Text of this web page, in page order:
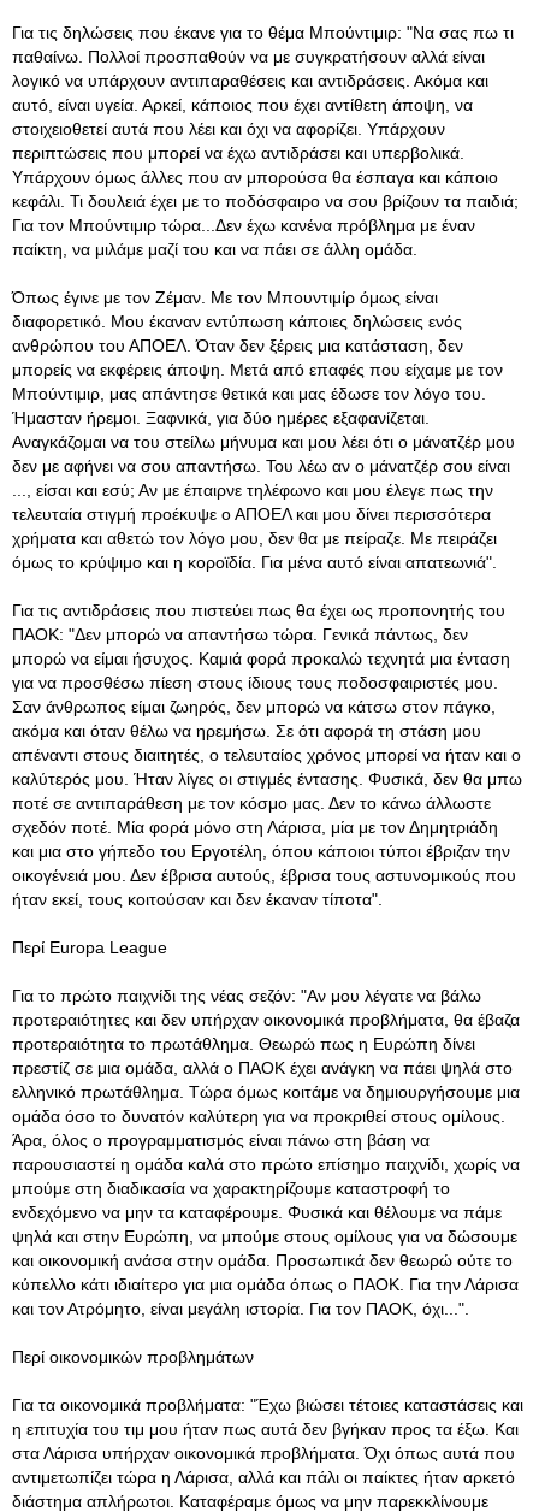
Για τις δηλώσεις που έκανε για το θέμα Μπούντιμιρ: "Να σας πω τι
παθαίνω. Πολλοί προσπαθούν να με συγκρατήσουν αλλά είναι
λογικό να υπάρχουν αντιπαραθέσεις και αντιδράσεις. Ακόμα και
αυτό, είναι υγεία. Αρκεί, κάποιος που έχει αντίθετη άποψη, να
στοιχειοθετεί αυτά που λέει και όχι να αφορίζει. Υπάρχουν
περιπτώσεις που μπορεί να έχω αντιδράσει και υπερβολικά.
Υπάρχουν όμως άλλες που αν μπορούσα θα έσπαγα και κάποιο
κεφάλι. Τι δουλειά έχει με το ποδόσφαιρο να σου βρίζουν τα παιδιά;
Για τον Μπούντιμιρ τώρα...Δεν έχω κανένα πρόβλημα με έναν
παίκτη, να μιλάμε μαζί του και να πάει σε άλλη ομάδα.
Όπως έγινε με τον Ζέμαν. Με τον Μπουντιμίρ όμως είναι
διαφορετικό. Μου έκαναν εντύπωση κάποιες δηλώσεις ενός
ανθρώπου του ΑΠΟΕΛ. Όταν δεν ξέρεις μια κατάσταση, δεν
μπορείς να εκφέρεις άποψη. Μετά από επαφές που είχαμε με τον
Μπούντιμιρ, μας απάντησε θετικά και μας έδωσε τον λόγο του.
Ήμασταν ήρεμοι. Ξαφνικά, για δύο ημέρες εξαφανίζεται.
Αναγκάζομαι να του στείλω μήνυμα και μου λέει ότι ο μάνατζέρ μου
δεν με αφήνει να σου απαντήσω. Του λέω αν ο μάνατζέρ σου είναι
..., είσαι και εσύ; Αν με έπαιρνε τηλέφωνο και μου έλεγε πως την
τελευταία στιγμή προέκυψε ο ΑΠΟΕΛ και μου δίνει περισσότερα
χρήματα και αθετώ τον λόγο μου, δεν θα με πείραζε. Με πειράζει
όμως το κρύψιμο και η κοροϊδία. Για μένα αυτό είναι απατεωνιά".
Για τις αντιδράσεις που πιστεύει πως θα έχει ως προπονητής του
ΠΑΟΚ: "Δεν μπορώ να απαντήσω τώρα. Γενικά πάντως, δεν
μπορώ να είμαι ήσυχος. Καμιά φορά προκαλώ τεχνητά μια ένταση
για να προσθέσω πίεση στους ίδιους τους ποδοσφαιριστές μου.
Σαν άνθρωπος είμαι ζωηρός, δεν μπορώ να κάτσω στον πάγκο,
ακόμα και όταν θέλω να ηρεμήσω. Σε ότι αφορά τη στάση μου
απέναντι στους διαιτητές, ο τελευταίος χρόνος μπορεί να ήταν και ο
καλύτερός μου. Ήταν λίγες οι στιγμές έντασης. Φυσικά, δεν θα μπω
ποτέ σε αντιπαράθεση με τον κόσμο μας. Δεν το κάνω άλλωστε
σχεδόν ποτέ. Μία φορά μόνο στη Λάρισα, μία με τον Δημητριάδη
και μια στο γήπεδο του Εργοτέλη, όπου κάποιοι τύποι έβριζαν την
οικογένειά μου. Δεν έβρισα αυτούς, έβρισα τους αστυνομικούς που
ήταν εκεί, τους κοιτούσαν και δεν έκαναν τίποτα".
Περί Europa League
Για το πρώτο παιχνίδι της νέας σεζόν: "Αν μου λέγατε να βάλω
προτεραιότητες και δεν υπήρχαν οικονομικά προβλήματα, θα έβαζα
προτεραιότητα το πρωτάθλημα. Θεωρώ πως η Ευρώπη δίνει
πρεστίζ σε μια ομάδα, αλλά ο ΠΑΟΚ έχει ανάγκη να πάει ψηλά στο
ελληνικό πρωτάθλημα. Τώρα όμως κοιτάμε να δημιουργήσουμε μια
ομάδα όσο το δυνατόν καλύτερη για να προκριθεί στους ομίλους.
Άρα, όλος ο προγραμματισμός είναι πάνω στη βάση να
παρουσιαστεί η ομάδα καλά στο πρώτο επίσημο παιχνίδι, χωρίς να
μπούμε στη διαδικασία να χαρακτηρίζουμε καταστροφή το
ενδεχόμενο να μην τα καταφέρουμε. Φυσικά και θέλουμε να πάμε
ψηλά και στην Ευρώπη, να μπούμε στους ομίλους για να δώσουμε
και οικονομική ανάσα στην ομάδα. Προσωπικά δεν θεωρώ ούτε το
κύπελλο κάτι ιδιαίτερο για μια ομάδα όπως ο ΠΑΟΚ. Για την Λάρισα
και τον Ατρόμητο, είναι μεγάλη ιστορία. Για τον ΠΑΟΚ, όχι...".
Περί οικονομικών προβλημάτων
Για τα οικονομικά προβλήματα: "Έχω βιώσει τέτοιες καταστάσεις και
η επιτυχία του τιμ μου ήταν πως αυτά δεν βγήκαν προς τα έξω. Και
στα Λάρισα υπήρχαν οικονομικά προβλήματα. Όχι όπως αυτά που
αντιμετωπίζει τώρα η Λάρισα, αλλά και πάλι οι παίκτες ήταν αρκετό
διάστημα απλήρωτοι. Καταφέραμε όμως να μην παρεκκλίνουμε